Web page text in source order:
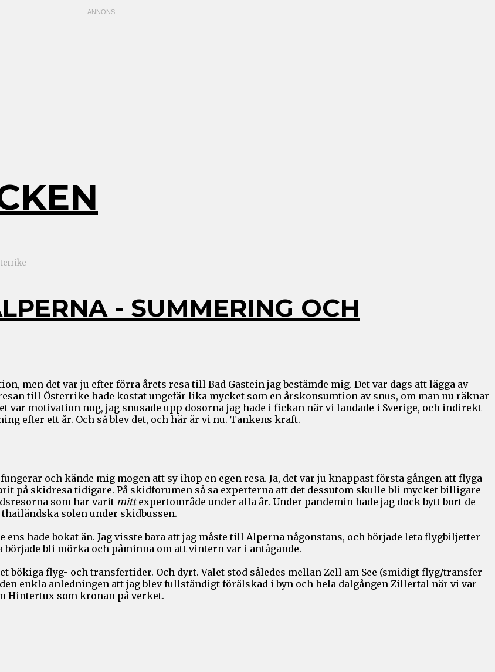
- SUMMERING OCH
men det var ju efter förra årets resa till Bad Gastein jag bestämde mig. Det var dags att lägga av
till Österrike hade kostat ungefär lika mycket som en årskonsumtion av snus, om man nu räknar
var motivation nog, jag snusade upp dosorna jag hade i fickan när vi landade i Sverige, och indirekt
efter ett år. Och så blev det, och här är vi nu. Tankens kraft.
och kände mig mogen att sy ihop en egen resa. Ja, det var ju knappast första gången att flyga
på skidresa tidigare. På skidforumen så sa experterna att det dessutom skulle bli mycket billigare
som har varit mittexpertområde under alla år. Under pandemin hade jag dock bytt bort de
solen under skidbussen.
hade bokat än. Jag visste bara att jag måste till Alperna någonstans, och började leta flygbiljetter
bli mörka och påminna om att vintern var i antågande.
bökiga flyg- och transfertider. Och dyrt. Valet stod således mellan Zell am See (smidigt flyg/transfer
enkla anledningen att jag blev fullständigt förälskad i byn och hela dalgången Zillertal när vi var
Hintertux som kronan på verket.